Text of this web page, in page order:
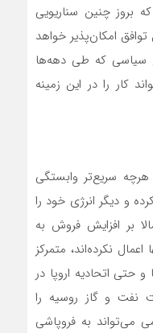
بروز چنین سناریویی
امکان‌‌‌پذیر خواهد
سیاسی که طی دهه‌‌‌ها
کار را در این زمینه
هرچه سریع‌‌‌تر وابستگی
و دیگر انرژی خود را
بر افزایش فروش به
نکرده‌‌‌اند، متمرکز
حتی اتحادیه اروپا در
نفت و گاز روسیه را
می‌‌‌تواند به فروپاشی